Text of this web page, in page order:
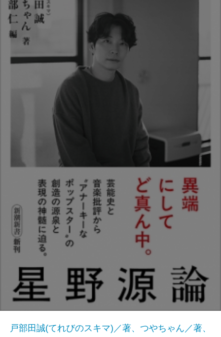
戸部田誠(てれびのスキマ)／著、つやちゃん／著、